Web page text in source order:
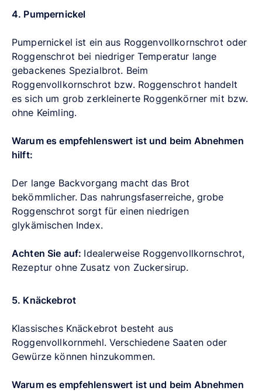
4. Pumpernickel
Pumpernickel ist ein aus Roggenvollkornschrot oder
Roggenschrot bei niedriger Temperatur lange
gebackenes Spezialbrot. Beim
Roggenvollkornschrot bzw. Roggenschrot handelt
es sich um grob zerkleinerte Roggenkörner mit bzw.
ohne Keimling.
Warum es empfehlenswert ist und beim Abnehmen
hilft:
Der lange Backvorgang macht das Brot
bekömmlicher. Das nahrungsfaserreiche, grobe
Roggenschrot sorgt für einen niedrigen
glykämischen Index.
Achten Sie auf: Idealerweise Roggenvollkornschrot,
Rezeptur ohne Zusatz von Zuckersirup.
5. Knäckebrot
Klassisches Knäckebrot besteht aus
Roggenvollkornmehl. Verschiedene Saaten oder
Gewürze können hinzukommen.
Warum es empfehlenswert ist und beim Abnehmen